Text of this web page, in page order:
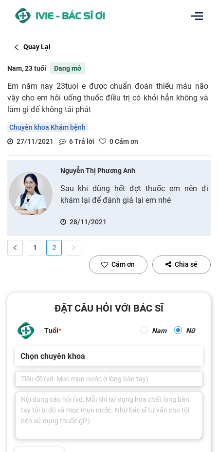
Quay Lại
Nam, 23 tuổi Đang mở
Em năm nay 23tuoi e được chuẩn đoán thiếu máu não
vậy cho em hỏi uống thuốc điều trị có khỏi hẳn không và
làm gì để không tái phát
Chuyên khoa Khám bệnh
27/11/2021
6Trả lời 0Cảm ơn
Nguyễn Thị Phương Anh
Sau khi dùng hết đợt thuốc em nên đi
khám lại để đánh giá lại em nhé
28/11/2021
1 2
Cảm ơn Chia sẻ
ĐẶT CÂU HỎI VỚI BÁC SĨ
Tuổi Nam Nữ
Chọn chuyên khoa